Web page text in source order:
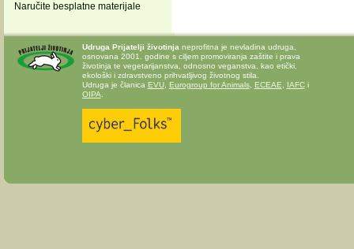
Naručite besplatne materijale
Udruga Prijatelji životinja neprofitna je nevladina udruga,
osnovana 2001. godine s ciljem promoviranja zaštite i prava
životinja te vegetarijanstva, odnosno veganstva, kao etički,
ekološki i zdravstveno prihvatljivog životnog stila.
Udruga je članica EVU, Eurogroup for Animals, ECEAE IAFCi
OIPA